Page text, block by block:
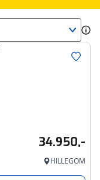
34.950,-
HILLEGOM